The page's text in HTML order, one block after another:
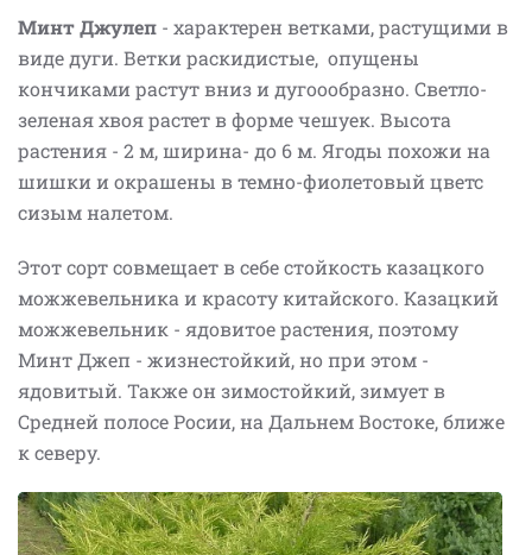
Минт Джулеп - характерен ветками, растущими в
виде дуги. Ветки раскидистые, опущены
кончиками растут вниз и дугоообразно. Светло-
зеленая хвоя растет в форме чешуек. Высота
растения - 2 м, ширина- до 6 м. Ягоды похожи на
шишки и окрашены в темно-фиолетовый цветс
сизым налетом.
Этот сорт совмещает в себе стойкость казацкого
можжевельника и красоту китайского. Казацкий
можжевельник - ядовитое растения, поэтому
Минт Джеп - жизнестойкий, но при этом -
ядовитый. Также он зимостойкий, зимует в
Средней полосе Росии, на Дальнем Востоке, ближе
к северу.